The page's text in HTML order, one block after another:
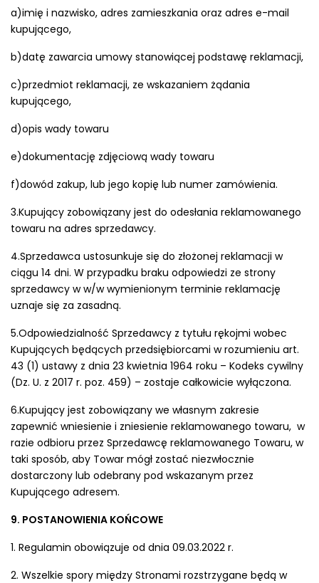
a)imię i nazwisko, adres zamieszkania oraz adres e-mail
kupującego,
b)datę zawarcia umowy stanowiącej podstawę reklamacji,
c)przedmiot reklamacji, ze wskazaniem żądania
kupującego,
d)opis wady towaru
e)dokumentację zdjęciową wady towaru
f)dowód zakup, lub jego kopię lub numer zamówienia.
3.Kupujący zobowiązany jest do odesłania reklamowanego
towaru na adres sprzedawcy.
4.Sprzedawca ustosunkuje się do złożonej reklamacji w
ciągu 14 dni. W przypadku braku odpowiedzi ze strony
sprzedawcy w w/w wymienionym terminie reklamację
uznaje się za zasadną.
5.Odpowiedzialność Sprzedawcy z tytułu rękojmi wobec
Kupujących będących przedsiębiorcami w rozumieniu art.
43 (1) ustawy z dnia 23 kwietnia 1964 roku – Kodeks cywilny
(Dz. U. z 2017 r. poz. 459) – zostaje całkowicie wyłączona.
6.Kupujący jest zobowiązany we własnym zakresie
zapewnić wniesienie i zniesienie reklamowanego towaru, w
razie odbioru przez Sprzedawcę reklamowanego Towaru, w
taki sposób, aby Towar mógł zostać niezwłocznie
dostarczony lub odebrany pod wskazanym przez
Kupującego adresem.
9. POSTANOWIENIA KOŃCOWE
1. Regulamin obowiązuje od dnia 09.03.2022 r.
2. Wszelkie spory między Stronami rozstrzygane będą w